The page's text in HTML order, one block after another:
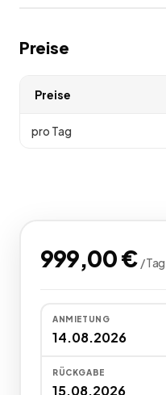
Preise
Preise
pro Tag
999,00€ /Tag
ANMIETUNG
RÜCKGABE